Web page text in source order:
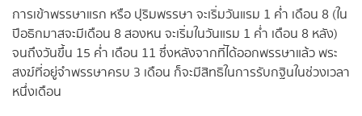
การเข้าพรรษาแรก หรือ ปุริมพรรษา จะเริ่มวันแรม 1 ค่ำ เดือน 8 (ใน
ปีอธิกมาสจะมีเดือน 8 สองหน จะเริ่มในวันแรม 1 ค่ำ เดือน 8 หลัง)
จนถึงวันขึ้น 15 ค่ำ เดือน 11 ซึ่งหลังจากที่ได้ออกพรรษาแล้ว พระ
สงฆ์ที่อยู่จำพรรษาครบ 3 เดือน ก็จะมีสิทธิในการรับกฐินในช่วงเวลา
หนึ่งเดือน